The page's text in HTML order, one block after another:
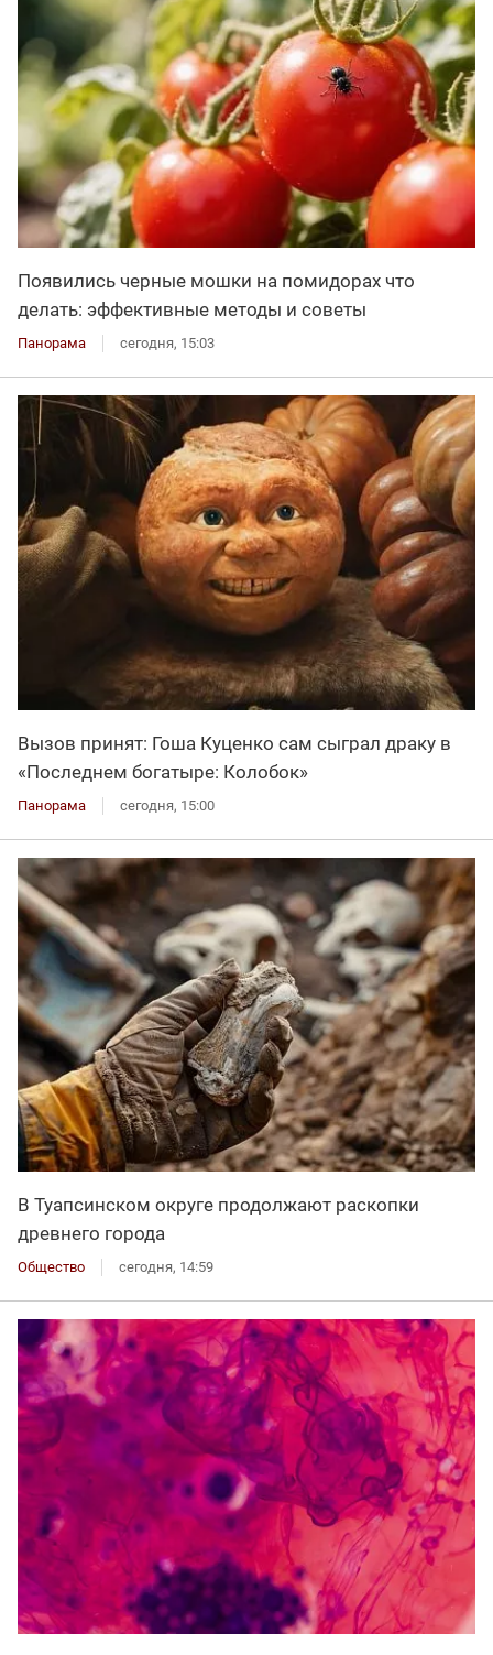
Появились черные мошки на помидорах что
делать: эффективные методы и советы
Панорама сегодня, 15:03
Вызов принят: Гоша Куценко сам сыграл драку в
«Последнем богатыре: Колобок»
Панорама сегодня, 15:00
В Туапсинском округе продолжают раскопки
древнего города
Общество сегодня, 14:59